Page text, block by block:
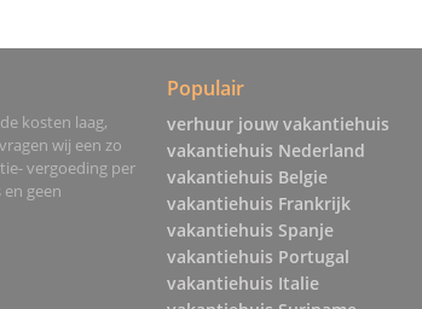
kosten laag,
wij een zo
vergoeding per
geen
Populair
verhuur jouw vakantiehuis
vakantiehuis Nederland
vakantiehuis Belgie
vakantiehuis Frankrijk
vakantiehuis Spanje
vakantiehuis Portugal
vakantiehuis Italie